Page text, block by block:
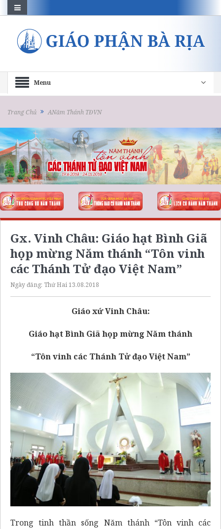
Menu
Trang Chủ ANăm Thánh TĐVN
Gx. Vinh Châu: Giáo hạt Bình Giã
họp mừng Năm thánh “Tôn vinh
các Thánh Tử đạo Việt Nam”
Ngày đăng: Thứ Hai 13.08.2018
Giáo xứ Vinh Châu:
Giáo hạt Bình Giã họp mừng Năm thánh
“Tôn vinh các Thánh Tử đạo Việt Nam”
Trong tinh thần sống Năm thánh “Tôn vinh các